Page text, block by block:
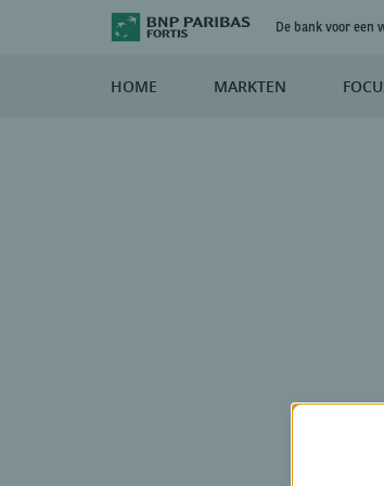
De bank voor een
HOME MARKTEN